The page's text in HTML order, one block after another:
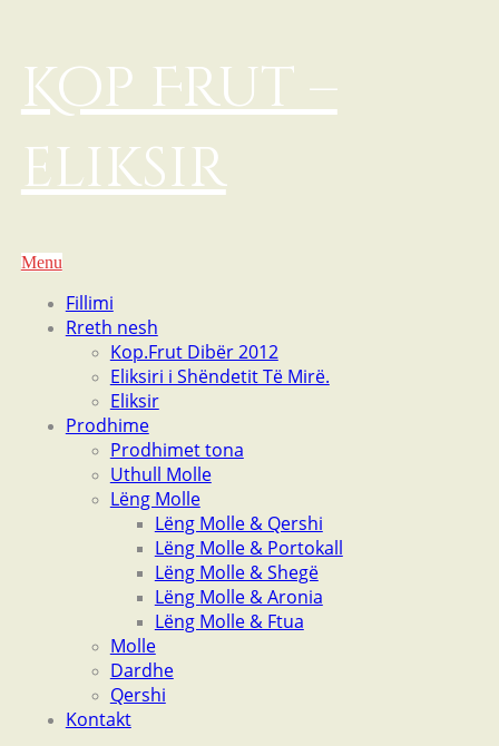
Kop Frut –
eliksir
Menu
Fillimi
Rreth nesh
Kop.Frut Dibër 2012
Eliksiri i Shëndetit Të Mirë.
Eliksir
Prodhime
Prodhimet tona
Uthull Molle
Lëng Molle
Lëng Molle & Qershi
Lëng Molle & Portokall
Lëng Molle & Shegë
Lëng Molle & Aronia
Lëng Molle & Ftua
Molle
Dardhe
Qershi
Kontakt